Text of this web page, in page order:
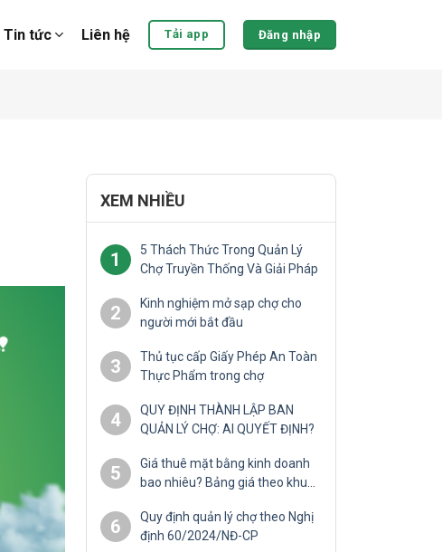
Tin tức Liên hệ Tải app Đăng nhập
XEM NHIỀU
1
5 Thách Thức Trong Quản Lý
Chợ Truyền Thống Và Giải Pháp
2
Kinh nghiệm mở sạp chợ cho
người mới bắt đầu
3
Thủ tục cấp Giấy Phép An Toàn
Thực Phẩm trong chợ
4
QUY ĐỊNH THÀNH LẬP BAN
QUẢN LÝ CHỢ: AI QUYẾT ĐỊNH?
5
Giá thuê mặt bằng kinh doanh
bao nhiêu? Bảng giá theo khu
6
Quy định quản lý chợ theo Nghị
định 60/2024/NĐ-CP